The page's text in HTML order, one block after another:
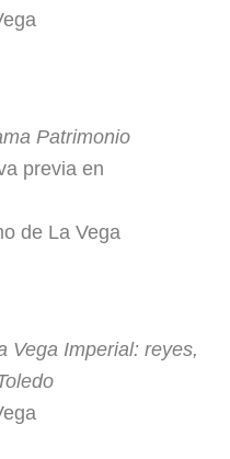
Patrimonio
previa en
de La Vega
Vega Imperial: reyes,